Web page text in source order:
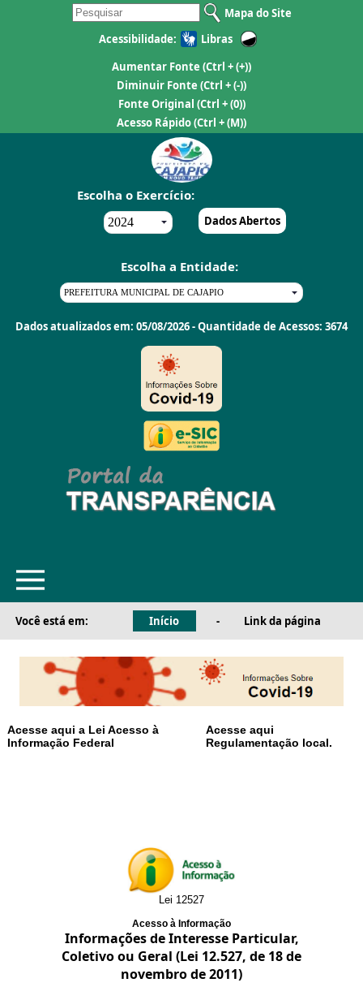
Mapa do Site
Acessibilidade:
Libras
Aumentar Fonte (Ctrl + (+))
Diminuir Fonte (Ctrl + (-))
Fonte Original (Ctrl + (0))
Acesso Rápido(Ctrl + (M))
Escolha o Exercício:
Dados Abertos
Escolha a Entidade:
Dados atualizados em: 05/08/2026 - Quantidade de Acessos: 3674
Você está em: Início - Link da página